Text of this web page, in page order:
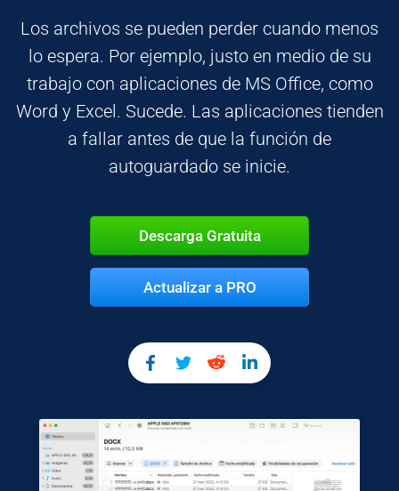
Los archivos se pueden perder cuando menos
lo espera. Por ejemplo, justo en medio de su
trabajo con aplicaciones de MS Office, como
Word y Excel. Sucede. Las aplicaciones tienden
a fallar antes de que la función de
autoguardado se inicie.
Descarga Gratuita
Actualizar a PRO